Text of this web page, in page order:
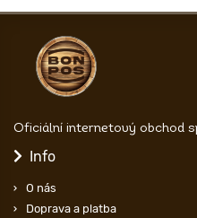
Oficiální internetový obchod
Info
O nás
Doprava a platba